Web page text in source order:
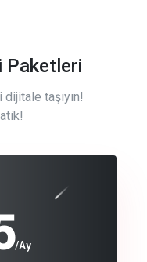
Paketleri
taşıyın!
/Ay